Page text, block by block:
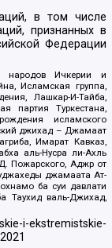
в том числе
признанных в
Федерации
народов Ичкерии и
Исламская группа,
Лашкар-И-Тайба,
партия Туркестана,
исламского
джихад – Джамаат
Имарат Кавказ,
аль-Нусра ли-Ахль
Пожарского, Аджр от
джамаата Ат-
ба суи давлати
Таухид валь-Джихад,
i-ekstremistskie-